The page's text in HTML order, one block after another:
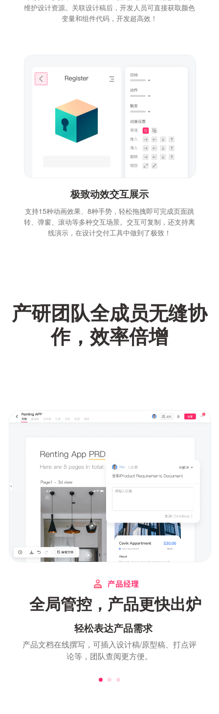
维护设计资源。关联设计稿后，开发人员可直接获取颜色
变量和组件代码，开发超高效！
极致动效交互展示
支持15种动画效果、8种手势，轻松拖拽即可完成页面跳
转、弹窗、滚动等多种交互场景。交互可复制，还支持离
线演示，在设计交付工具中做到了极致！
产研团队全成员无缝协
作，效率倍增
全局管控，产品更快出炉
轻松表达产品需求
产品文档在线撰写，可插入设计稿/原型稿、打点评
论等，团队查阅更方便。